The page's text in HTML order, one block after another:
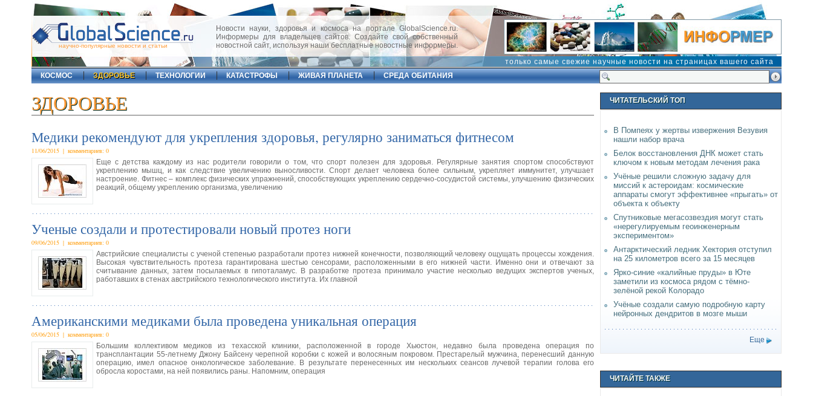
научно-популярные новости и статьи
Новости науки, здоровья и космоса на портале GlobalScience.ru.
Информеры для владельцев сайтов. Создайте свой собственный
новостной сайт, используя наши бесплатные новостные информеры.
только самые свежие научные новости на страницах вашего сайта
КОСМОС
ЗДОРОВЬЕ ТЕХНОЛОГИИ КАТАСТРОФЫ ЖИВАЯ ПЛАНЕТА СРЕДА ОБИТАНИЯ
ЗДОРОВЬЕ
Медики рекомендуют для укрепления здоровья, регулярно заниматься фитнесом
11/06/2015 | комментариев: 0
Еще с детства каждому из нас родители говорили о том, что спорт полезен для здоровья. Регулярные занятия спортом способствуют
укреплению мышц, и как следствие увеличению выносливости. Спорт делает человека более сильным, укрепляет иммунитет, улучшает
настроение. Фитнес – комплекс физических упражнений, способствующих укреплению сердечно-сосудистой системы, улучшению физических
реакций, общему укреплению организма, увеличению
Ученые создали и протестировали новый протез ноги
09/06/2015 | комментариев: 0
Австрийские специалисты с ученой степенью разработали протез нижней конечности, позволяющий человеку ощущать процессы хождения.
Высокая чувствительность протеза гарантирована шестью сенсорами, расположенными в его нижней части. Именно они и отвечают за
считывание данных, затем посылаемых в гипоталамус. В разработке протеза принимало участие несколько ведущих экспертов ученых,
работавших в стенах австрийского технологического института. Их главной
Американскими медиками была проведена уникальная операция
05/06/2015 | комментариев: 0
Большим коллективом медиков из техасской клиники, расположенной в городе Хьюстон, недавно была проведена операция по
трансплантации 55-летнему Джону Байсену черепной коробки с кожей и волосяным покровом. Престарелый мужчина, перенесший данную
операцию, имел опасное онкологическое заболевание. В результате перенесенных им нескольких сеансов лучевой терапии голова его
обросла коростами, на ней появились раны. Напомним, операция
ЧИТАТЕЛЬСКИЙ ТОП
В Помпеях у жертвы извержения Везувия
нашли набор врача
Белок восстановления ДНК может стать
ключом к новым методам лечения рака
Учёные решили сложную задачу для
миссий к астероидам: космические
аппараты смогут эффективнее «прыгать» от
объекта к объекту
Спутниковые мегасозвездия могут стать
«нерегулируемым геоинженерным
экспериментом»
Антарктический ледник Хектория отступил
на 25 километров всего за 15 месяцев
Ярко-синие «калийные пруды» в Юте
заметили из космоса рядом с тёмно-
зелёной рекой Колорадо
Учёные создали самую подробную карту
нейронных дендритов в мозге мыши
Еще
ЧИТАЙТЕ ТАКЖЕ